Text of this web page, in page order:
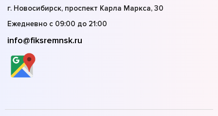
г. Новосибирск, проспект Карла Маркса, 30
Ежедневно с 09:00 до 21:00
info@fiksremnsk.ru